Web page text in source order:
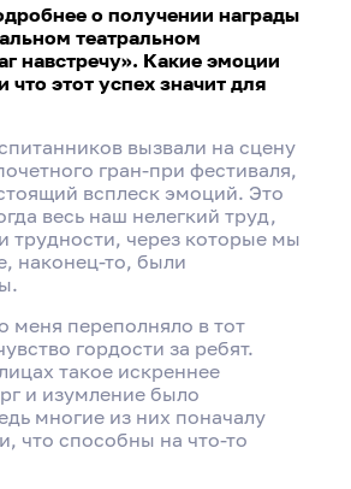
о получении награды
театральном
навстречу». Какие эмоции
что этот успех значит для
вызвали на сцену
гран-при фестиваля,
всплеск эмоций. Это
весь наш нелегкий труд,
трудности, через которые мы
наконец-то, были
меня переполняло в тот
гордости за ребят.
такое искреннее
и изумление было
многие из них поначалу
что способны на что-то